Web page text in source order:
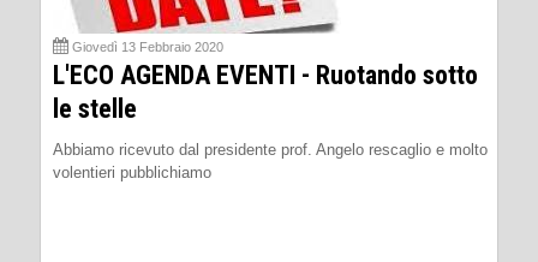
Giovedì 13 Febbraio 2020
L'ECO AGENDA EVENTI - Ruotando sotto
le stelle
Abbiamo ricevuto dal presidente prof. Angelo rescaglio e molto
volentieri pubblichiamo